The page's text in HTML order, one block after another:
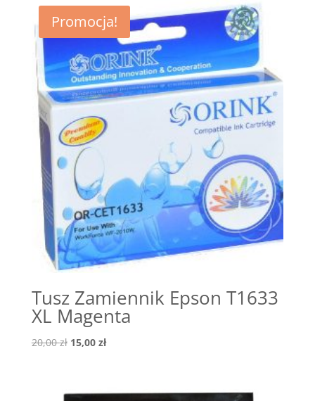
Promocja!
Tusz Zamiennik Epson T1633
XL Magenta
20,00zł Pierwotna
20,00 zł.
15,00 złAktualna
15,00 zł.